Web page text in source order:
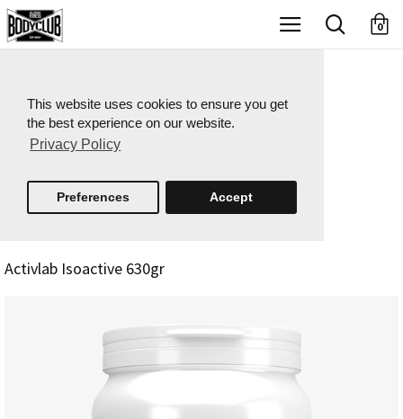
This website uses cookies to ensure you get
the best experience on our website.
Privacy Policy
X
Preferences Accept
0
Activlab Isoactive 630gr